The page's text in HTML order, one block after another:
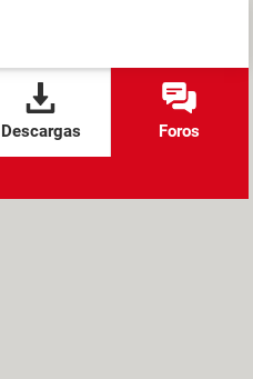
Descargas Foros